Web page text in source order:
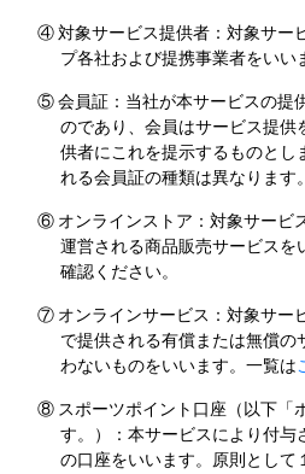
④対象サービス提供者：対象サー
プ各社および提携事業者をいい
⑤会員証：当社が本サービスの提
のであり、会員はサービス提供
供者にこれを提示するものとし
れる会員証の種類は異なります。
⑥ オンラインストア：対象サービ
運営される商品販売サービスを
確認ください。
⑦ オンラインサービス：対象サー
で提供される有償または無償
わないものをいいます。一覧は
⑧ スポーツポイント口座（以下「
す。）：本サービスにより付与
の口座をいいます。原則として